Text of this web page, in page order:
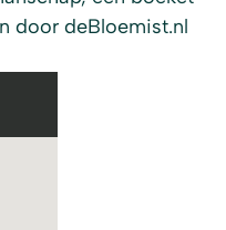
door deBloemist.nl